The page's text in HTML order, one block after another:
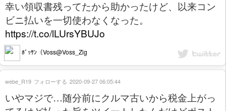
幸い領収書残ってたから助かったけど、以来コン
ビニ払いを一切使わなくなった。
https://t.co/lLUrsYBUJo
ﾎﾞｯｻﾝ（Voss@Voss_Zig
いやマジで…随分前にクルマ古いから税金上がっ
webe_R19 フォローする 2020-09-27 06:05:44